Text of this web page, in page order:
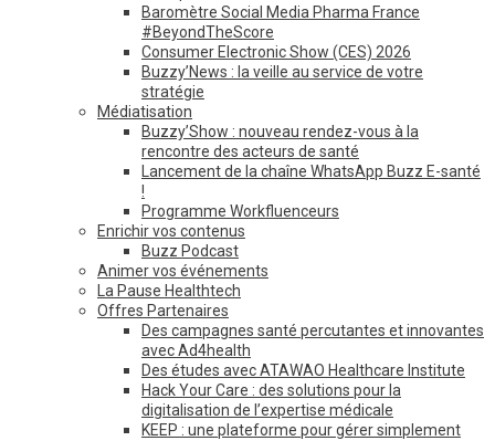
Baromètre Social Media Pharma France
#BeyondTheScore
Consumer Electronic Show (CES) 2026
Buzzy’News : la veille au service de votre
stratégie
Médiatisation
Buzzy’Show : nouveau rendez-vous à la
rencontre des acteurs de santé
Lancement de la chaîne WhatsApp Buzz E-santé
!
Programme Workfluenceurs
Enrichir vos contenus
Buzz Podcast
Animer vos événements
La Pause Healthtech
Offres Partenaires
Des campagnes santé percutantes et innovantes
avec Ad4health
Des études avec ATAWAO Healthcare Institute
Hack Your Care : des solutions pour la
digitalisation de l’expertise médicale
KEEP : une plateforme pour gérer simplement